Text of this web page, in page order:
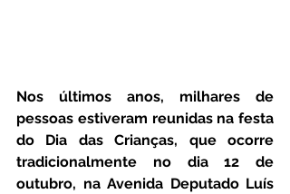
Nos últimos anos, milhares de
pessoas estiveram reunidas na festa
do Dia das Crianças, que ocorre
tradicionalmente no dia 12 de
outubro, na Avenida Deputado Luís